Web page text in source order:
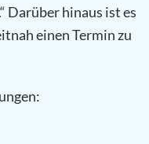
Darüber hinaus ist es
einen Termin zu